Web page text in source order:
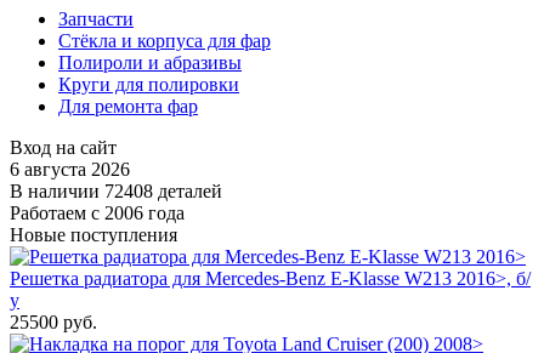
Запчасти
Стёкла и корпуса для фар
Полироли и абразивы
Круги для полировки
Для ремонта фар
Вход на сайт
6 августа 2026
В наличии 72408 деталей
Работаем с 2006 года
Новые поступления
Решетка радиатора для Mercedes-Benz E-Klasse W213 2016>, б/
у
25500 руб.